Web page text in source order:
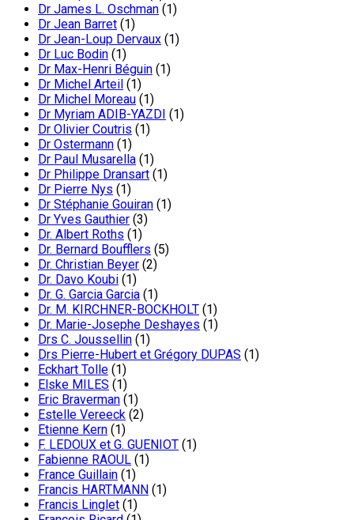
Dr James L. Oschman (1)
Dr Jean Barret (1)
Dr Jean-Loup Dervaux (1)
Dr Luc Bodin (1)
Dr Max-Henri Béguin (1)
Dr Michel Arteil (1)
Dr Michel Moreau (1)
Dr Myriam ADIB-YAZDI (1)
Dr Olivier Coutris (1)
Dr Ostermann (1)
Dr Paul Musarella (1)
Dr Philippe Dransart (1)
Dr Pierre Nys (1)
Dr Stéphanie Gouiran (1)
Dr Yves Gauthier (3)
Dr. Albert Roths (1)
Dr. Bernard Boufflers (5)
Dr. Christian Beyer (2)
Dr. Davo Koubi (1)
Dr. G. Garcia Garcia (1)
Dr. M. KIRCHNER-BOCKHOLT (1)
Dr. Marie-Josephe Deshayes (1)
Drs C. Joussellin (1)
Drs Pierre-Hubert et Grégory DUPAS (1)
Eckhart Tolle (1)
Elske MILES (1)
Eric Braverman (1)
Estelle Vereeck (2)
Etienne Kern (1)
F. LEDOUX et G. GUENIOT (1)
Fabienne RAOUL (1)
France Guillain (1)
Francis HARTMANN (1)
Francis Linglet (1)